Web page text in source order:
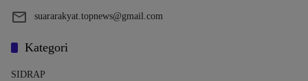
suararakyat.topnews@gmail.com
Kategori
SIDRAP